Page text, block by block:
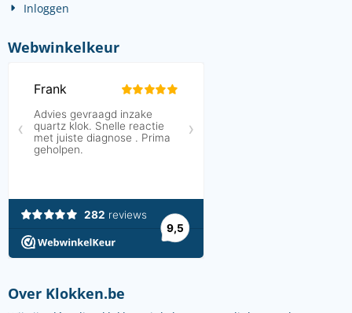
Inloggen
Webwinkelkeur
Over Klokken.be